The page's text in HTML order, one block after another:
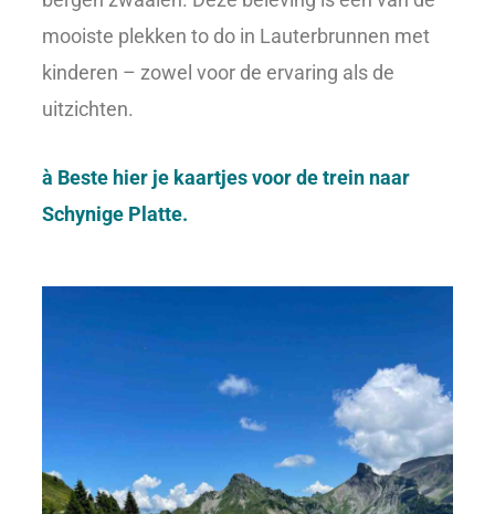
mooiste plekken to do in Lauterbrunnen met
kinderen – zowel voor de ervaring als de
uitzichten.
à Beste hier je kaartjes voor de trein naar
Schynige Platte.